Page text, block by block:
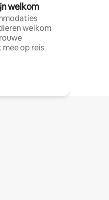
welkom
welkom
op reis